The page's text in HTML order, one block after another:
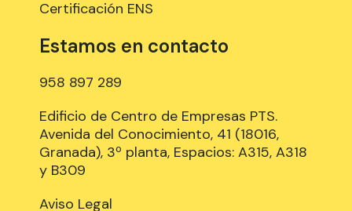
Certificación ENS
Estamos en contacto
958 897 289
Edificio de Centro de Empresas PTS.
Avenida del Conocimiento, 41 (18016,
Granada), 3º planta, Espacios: A315, A318
y B309
Aviso Legal